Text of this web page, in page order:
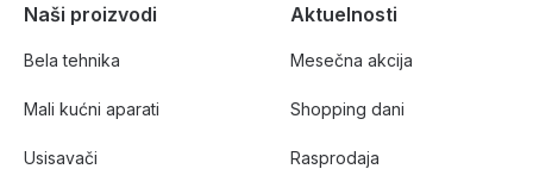
Naši proizvodi
Bela tehnika
Mali kućni aparati
Usisavači
Aktuelnosti
Mesečna akcija
Shopping dani
Rasprodaja